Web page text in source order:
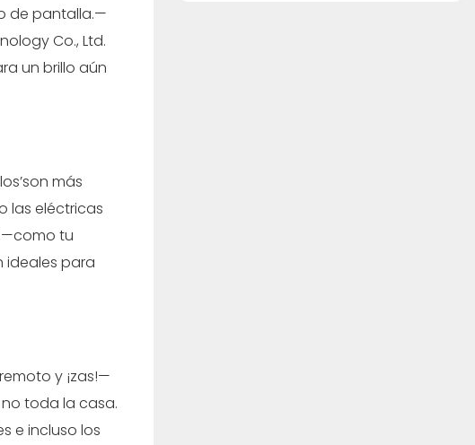
de pantalla.—
Co., Ltd.
un brillo aún
más
las eléctricas
tu
ideales para
y ¡zas!—
toda la casa.
e incluso los